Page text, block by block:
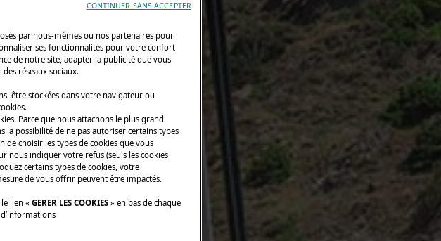
par nous-mêmes ou nos partenaires pour
ses fonctionnalités pour votre confort
de notre site, adapter la publicité que vous
réseaux sociaux.
être stockées dans votre navigateur ou
Parce que nous attachons le plus grand
la possibilité de ne pas autoriser certains types
de choisir les types de cookies que vous
nous indiquer votre refus (seuls les cookies
certains types de cookies, votre
de vous offrir peuvent être impactés.
lien « GERER LES COOKIES » en bas de chaque
CONTINUER SANS ACCEPTER